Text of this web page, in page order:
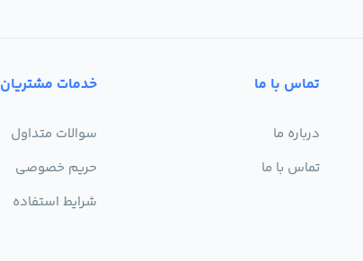
تماس با ما
درباره ما
تماس با ما
خدمات مشتریان
سوالات متداول
حریم خصوصی
شرایط استفاده